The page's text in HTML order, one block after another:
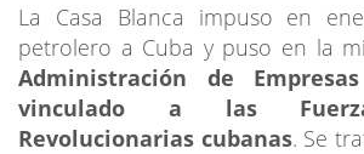
La Casa Blanca impuso en
petrolero a Cuba y puso en la
Administración de
vinculado a las
Revolucionarias cubanas. Se